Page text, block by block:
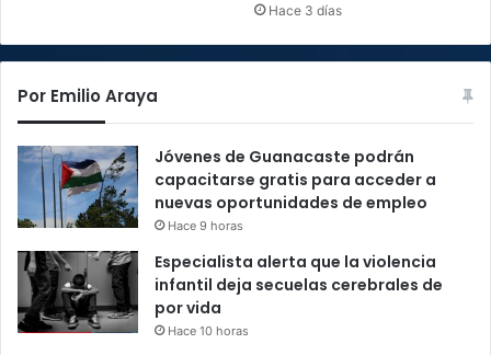
Hace 3 días
Por Emilio Araya
Jóvenes de Guanacaste podrán
capacitarse gratis para acceder a
nuevas oportunidades de empleo
Hace 9 horas
Especialista alerta que la violencia
infantil deja secuelas cerebrales de
por vida
Hace 10 horas